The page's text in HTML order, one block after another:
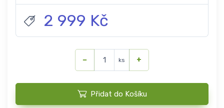
2 999 Kč
− ks +
Přidat do Košíku